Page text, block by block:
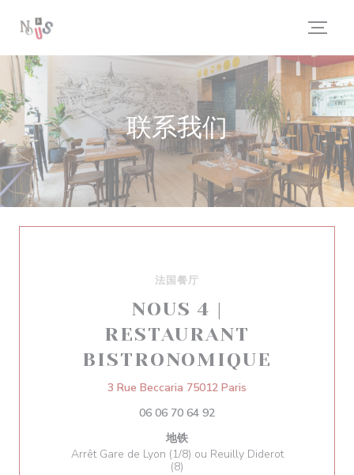
联系我们
法国餐厅
NOUS 4 |
RESTAURANT
BISTRONOMIQUE
3 Rue Beccaria 75012 Paris
06 06 70 64 92
地铁
Arrêt Gare de Lyon (1/8) ou Reuilly Diderot
(8)